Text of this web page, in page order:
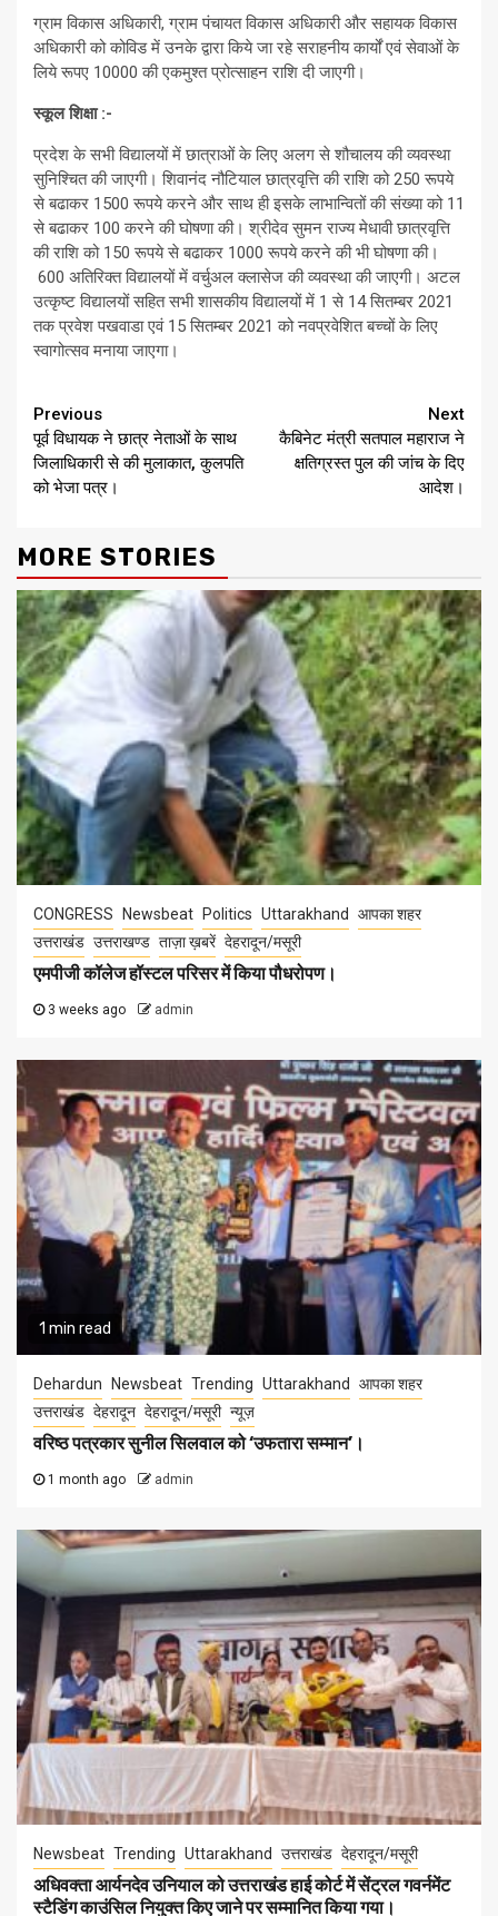
ग्राम विकास अधिकारी, ग्राम पंचायत विकास अधिकारी और सहायक विकास
अधिकारी को कोविड में उनके द्वारा किये जा रहे सराहनीय कार्यों एवं सेवाओं के
लिये रूपए 10000 की एकमुश्त प्रोत्साहन राशि दी जाएगी।
स्कूल शिक्षा :-
प्रदेश के सभी विद्यालयों में छात्राओं के लिए अलग से शौचालय की व्यवस्था
सुनिश्चित की जाएगी। शिवानंद नौटियाल छात्रवृत्ति की राशि को 250 रूपये
से बढाकर 1500 रूपये करने और साथ ही इसके लाभान्वितों की संख्या को 11
से बढाकर 100 करने की घोषणा की। श्रीदेव सुमन राज्य मेधावी छात्रवृत्ति
की राशि को 150 रूपये से बढाकर 1000 रूपये करने की भी घोषणा की।
600 अतिरिक्त विद्यालयों में वर्चुअल क्लासेज की व्यवस्था की जाएगी। अटल
उत्कृष्ट विद्यालयों सहित सभी शासकीय विद्यालयों में 1 से 14 सितम्बर 2021
तक प्रवेश पखवाडा एवं 15 सितम्बर 2021 को नवप्रवेशित बच्चों के लिए
स्वागोत्सव मनाया जाएगा।
Continue
Reading
Previous
पूर्व विधायक ने छात्र नेताओं के साथ
जिलाधिकारी से की मुलाकात, कुलपति
को भेजा पत्र।
Next
कैबिनेट मंत्री सतपाल महाराज ने
क्षतिग्रस्त पुल की जांच के दिए
आदेश।
MORE STORIES
CONGRESS Newsbeat Politics Uttarakhand
आपका शहर
उत्तराखंड उत्तराखण्ड ताज़ा ख़बरें देहरादून/मसूरी
एमपीजी कॉलेज हॉस्टल परिसर में किया पौधरोपण।
3 weeks ago admin
1 min read
Dehardun Newsbeat Trending Uttarakhand
आपका शहर
उत्तराखंड देहरादून देहरादून/मसूरी न्यूज़
वरिष्ठ पत्रकार सुनील सिलवाल को ‘उफतारा सम्मान’।
1 month ago admin
Newsbeat Trending Uttarakhand उत्तराखंड देहरादून/मसूरी
अधिवक्ता आर्यनदेव उनियाल को उत्तराखंड हाई कोर्ट में सेंट्रल गवर्नमेंट
स्टैडिंग काउंसिल नियुक्त किए जाने पर सम्मानित किया गया।